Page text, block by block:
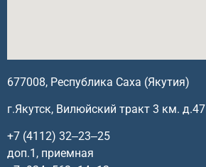
677008, Республика Саха (Якутия)
г.Якутск, Вилюйский тракт 3 км. д.47
+7 (4112) 32‒23‒25
доп.1, приемная